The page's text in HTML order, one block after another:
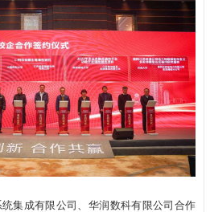
集成有限公司、华润数科有限公司合作